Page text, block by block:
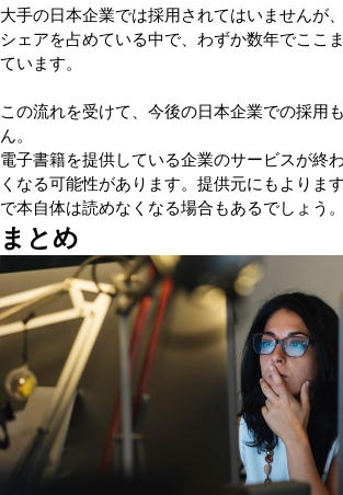
大手の日本企業では採用されてはいませんが
シェアを占めている中で、わずか数年でここ
ています。
この流れを受けて、今後の日本企業での採用
ん。
電子書籍を提供している企業のサービスが終
くなる可能性があります。提供元にもよりま
で本自体は読めなくなる場合もあるでしょう。
まとめ